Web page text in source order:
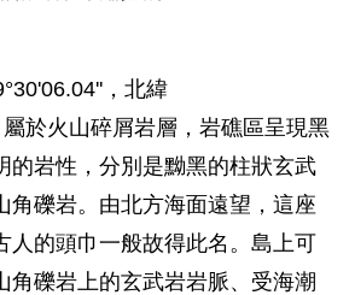
，北緯
於火山碎屑岩層，岩礁區呈現黑
的岩性，分別是黝黑的柱狀玄武
角礫岩。由北方海面遠望，這座
人的頭巾一般故得此名。島上可
角礫岩上的玄武岩岩脈、受海潮